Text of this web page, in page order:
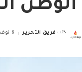
الوطن
Posted
كتب فريق التحرير 6 نوفمبر، 2024